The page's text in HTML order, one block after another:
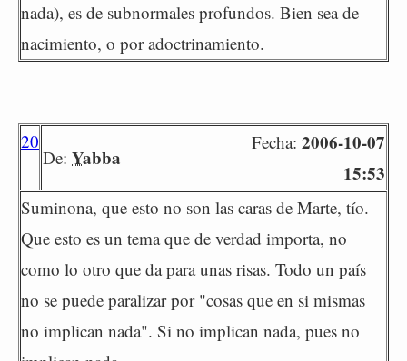
nada), es de subnormales profundos. Bien sea de
nacimiento, o por adoctrinamiento.
20
De: Yabba
Fecha: 2006-10-07
15:53
Suminona, que esto no son las caras de Marte, tío.
Que esto es un tema que de verdad importa, no
como lo otro que da para unas risas. Todo un país
no se puede paralizar por "cosas que en si mismas
no implican nada". Si no implican nada, pues no